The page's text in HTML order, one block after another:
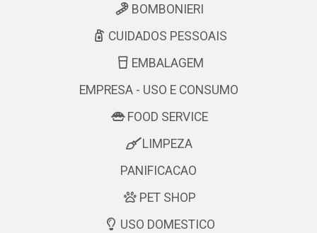
BOMBONIERI
CUIDADOS PESSOAIS
EMBALAGEM
EMPRESA - USO E CONSUMO
FOOD SERVICE
LIMPEZA
PANIFICACAO
PET SHOP
USO DOMESTICO